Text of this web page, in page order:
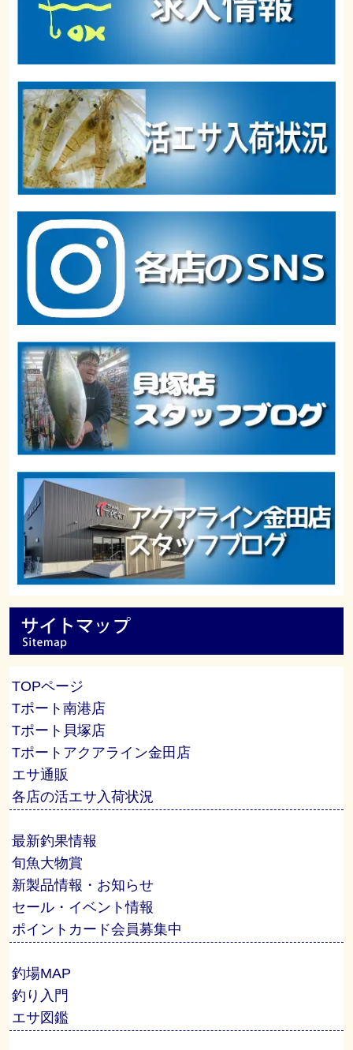
TOPページ
Tポート南港店
Tポート貝塚店
Tポートアクアライン金田店
エサ通販
各店の活エサ入荷状況
最新釣果情報
旬魚大物賞
新製品情報・お知らせ
セール・イベント情報
ポイントカード会員募集中
釣場MAP
釣り入門
エサ図鑑